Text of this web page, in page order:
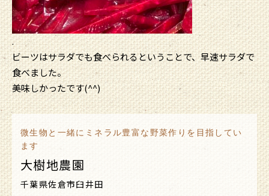
.
ビーツはサラダでも食べられるということで、早速サラダで
食べました。
美味しかったです(^^)
微生物と一緒にミネラル豊富な野菜作りを目指してい
ます
大樹地農園
千葉県佐倉市臼井田